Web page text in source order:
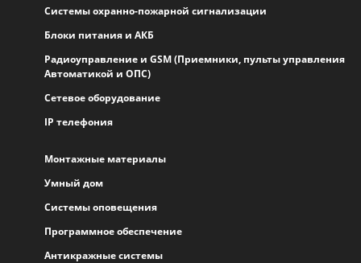
Системы охранно-пожарной сигнализации
Блоки питания и АКБ
Радиоуправление и GSM (Приемники, пульты управления
Автоматикой и ОПС)
Сетевое оборудование
IP телефония
Монтажные материалы
Умный дом
Системы оповещения
Программное обеспечение
Антикражные системы